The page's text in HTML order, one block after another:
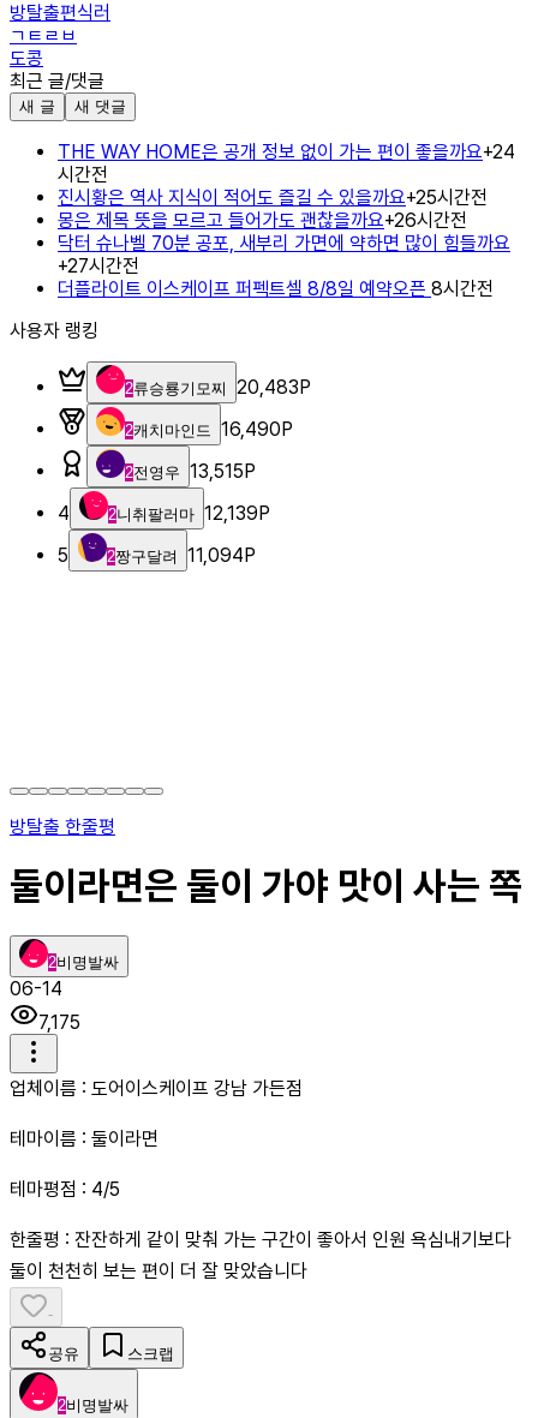
방탈출편식러
ㄱㅌㄹㅂ
도콩
최근 글/댓글
새 글 새 댓글
THE WAY HOME은 공개 정보 없이 가는 편이 좋을까요+24
시간전
진시황은 역사 지식이 적어도 즐길 수 있을까요+25시간전
몽은 제목 뜻을 모르고 들어가도 괜찮을까요+26시간전
닥터 슈나벨 70분 공포, 새부리 가면에 약하면 많이 힘들까요
+27시간전
더플라이트 이스케이프 퍼펙트셀 8/8일 예약오픈 8시간전
사용자 랭킹
2류승룡기모찌 20,483P
2캐치마인드 16,490P
2전영우 13,515P
4
2니취팔러마 12,139P
5
2짱구달려 11,094P
방탈출 한줄평
둘이라면은 둘이 가야 맛이 사는 쪽
2비명발싸
06-14
7,175
업체이름 : 도어이스케이프 강남 가든점
테마이름 : 둘이라면
테마평점 : 4/5
한줄평 : 잔잔하게 같이 맞춰 가는 구간이 좋아서 인원 욕심내기보다
둘이 천천히 보는 편이 더 잘 맞았습니다
-
공유 스크랩
2비명발싸